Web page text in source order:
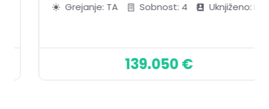
Grejanje: TA Sobnost: 4 Uknjiženo: DA
139.050 €